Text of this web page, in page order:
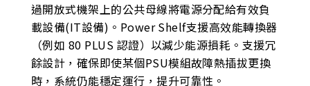
過開放式機架上的公共母線將電源分配給有效負
載設備(IT設備)。Power Shelf支援高效能轉換器
（例如 80 PLUS 認證）以減少能源損耗。支援冗
餘設計，確保即使某個PSU模組故障熱插拔更換
時，系統仍能穩定運行，提升可靠性。